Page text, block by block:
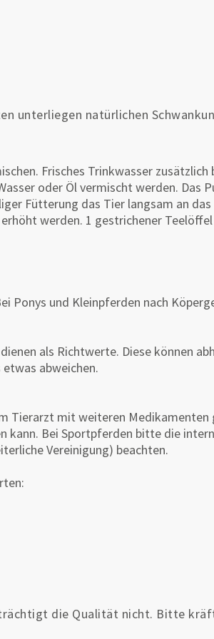
unterliegen natürlichen
Frisches Trinkwasser
oder Öl vermischt werden. Das
Fütterung das Tier langsam an das
werden. 1 gestrichener
Ponys und Kleinpferden nach
als Richtwerte. Diese können
abweichen.
Tierarzt mit weiteren
kann. Bei Sportpferden bitte die
Vereinigung) beachten.
die Qualität nicht. Bitte